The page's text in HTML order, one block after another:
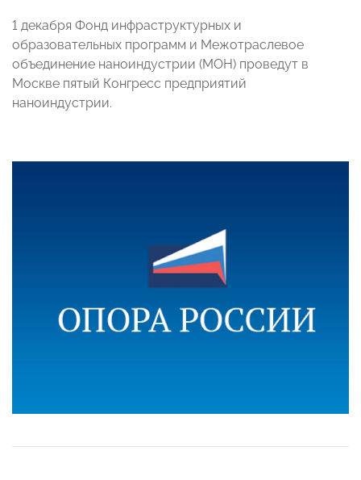
1 декабря Фонд инфраструктурных и
образовательных программ и Межотраслевое
объединение наноиндустрии (МОН) проведут в
Москве пятый Конгресс предприятий
наноиндустрии.